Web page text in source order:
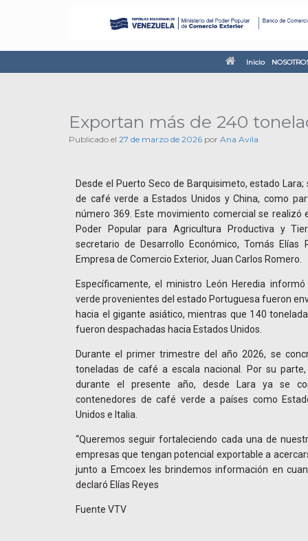
Inicio
Exportan más de 240
Publicado el 27 de marzo de 2026 por Ana Avila
Desde el Puerto Seco de Barquisimeto, estado
de café verde a Estados Unidos y China, como
número 369. Este movimiento comercial se realizó
Poder Popular para Agricultura Productiva y
secretario de Desarrollo Económico, Tomás
Empresa de Comercio Exterior, Juan Carlos Romero.
Específicamente, el ministro León Heredia
verde provenientes del estado Portuguesa fueron
hacia el gigante asiático, mientras que 140
fueron despachadas hacia Estados Unidos.
Durante el primer trimestre del año 2026, se
toneladas de café a escala nacional. Por su
durante el presente año, desde Lara ya se
contenedores de café verde a países como
Unidos e Italia.
“Queremos seguir fortaleciendo cada una de
empresas que tengan potencial exportable a
junto a Emcoex les brindemos información en
declaró Elías Reyes
Fuente VTV